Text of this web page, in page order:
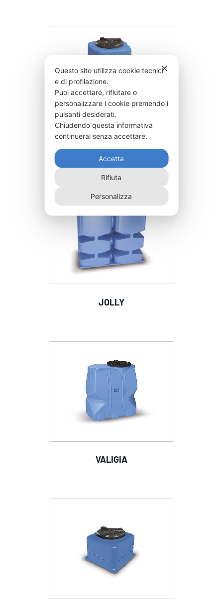
JOLLY
VALIGIA
✕
Questo sito utilizza cookie tecnici
e di profilazione.
Puoi accettare, rifiutare o
personalizzare i cookie premendo i
pulsanti desiderati.
Chiudendo questa informativa
continuerai senza accettare.
Accetta
Rifiuta
Personalizza